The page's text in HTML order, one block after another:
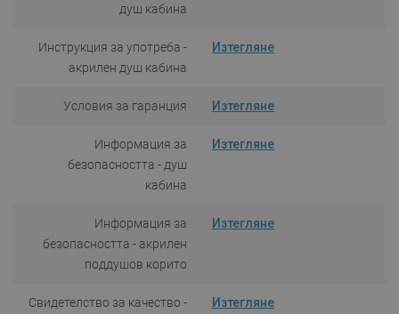
душ кабина
Инструкция за употреба -
акрилен душ кабина
Изтегляне
Условия за гаранция Изтегляне
Информация за
безопасността - душ
кабина
Изтегляне
Информация за
безопасността - акрилен
поддушов корито
Изтегляне
Свидетелство за качество -
Изтегляне